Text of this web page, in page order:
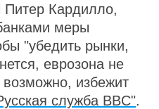
Питер Кардилло,
меры
"убедить рынки,
еврозона не
избежит
служба BBC".